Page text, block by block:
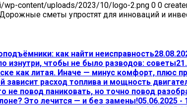
wp-content/uploads/2023/10/logo-2.png 0 0
сметы упростят для инноваций и
как найти неисправность
изнутри, чтобы не было разводов: советы
как литая. Иначе — минус комфорт, плюс
расход топлива и мощность
не повод паниковать, но точно повод
Это лечится — и без замены!05.06.2025 -